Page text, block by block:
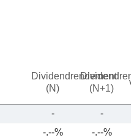
Dividendrendement
(N)
(N+1)
- -
-.--% -.--%